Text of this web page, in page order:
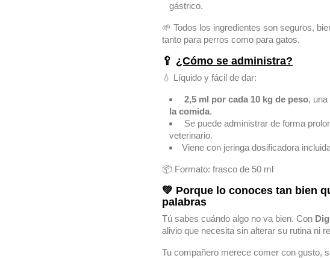
gástrico.
🌱 Todos los ingredientes son seguros,
tanto para perros como para gatos.
🥄 ¿Cómo se administra?
💧 Líquido y fácil de dar:
2,5 ml por cada 10 kg de peso,
la comida.
Se puede administrar de forma
veterinario.
Viene con jeringa dosificadora
📦 Formato: frasco de 50 ml
💚 Porque lo conoces tan bien
palabras
Tú sabes cuándo algo no va bien. Con
alivio que necesita sin alterar su rutina ni
Tu compañero merece comer con gusto,